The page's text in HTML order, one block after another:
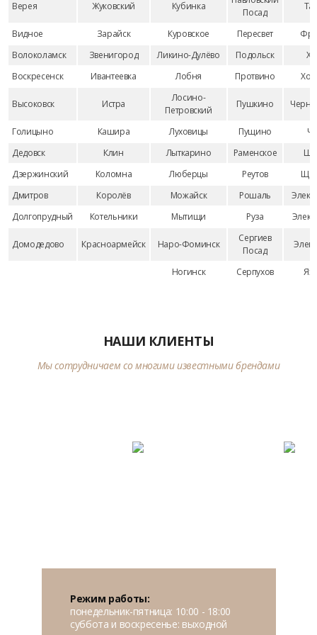
Верея Жуковский Кубинка
Посад
Видное Зарайск Куровское Пересвет
Волоколамск
Звенигород Ликино-Дулёво Подольск
Воскресенск
Ивантеевка Лобня Протвино
Высоковск Истра
Лосино-
Петровский
Пушкино
Голицыно Кашира Луховицы Пущино
Дедовск
Клин Лыткарино Раменское
Дзержинский
Коломна Люберцы Реутов
Дмитров
Королёв Можайск Рошаль
Долгопрудный
Котельники Мытищи Руза
Домодедово Красноармейск Наро-Фоминск
Сергиев
Посад
Ногинск Серпухов
НАШИ КЛИЕНТЫ
Мы сотрудничаем со многими известными брендами
Режим работы:
понедельник-пятница: 10:00 - 18:00
суббота и воскресенье: выходной